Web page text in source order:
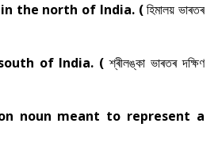
in the north of India. (হিমালয় ভাৰতৰ
of India. (শ্ৰীলঙ্কা ভাৰতৰ দক্ষিণ
noun meant to represent a